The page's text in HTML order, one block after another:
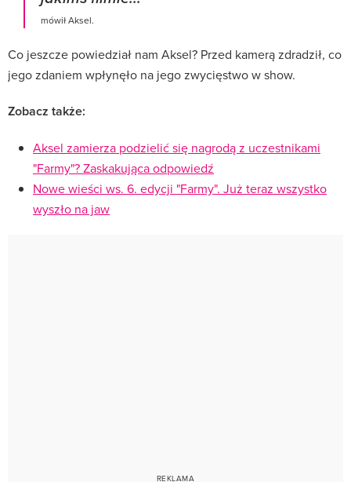
mówił Aksel.
Co jeszcze powiedział nam Aksel? Przed kamerą zdradził, co
jego zdaniem wpłynęło na jego zwycięstwo w show.
Zobacz także:
Aksel zamierza podzielić się nagrodą z uczestnikami
"Farmy"? Zaskakująca odpowiedź
Nowe wieści ws. 6. edycji "Farmy". Już teraz wszystko
wyszło na jaw